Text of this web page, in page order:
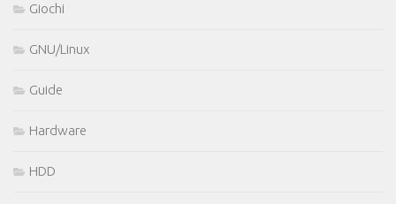
Giochi
GNU/Linux
Guide
Hardware
HDD